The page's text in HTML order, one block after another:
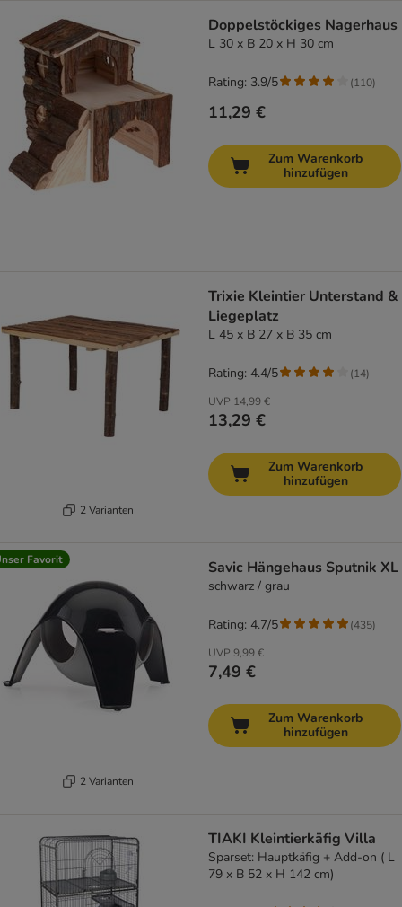
Doppelstöckiges Nagerhaus
L 30 x B 20 x H 30 cm
11,29 €
Rating: 3.9/5 (110)
Zum Warenkorb
hinzufügen
2 Varianten
Trixie Kleintier Unterstand &
Liegeplatz
L 45 x B 27 x B 35 cm
UVP 14,99 €
13,29 €
Rating: 4.4/5 (14)
Zum Warenkorb
hinzufügen
Favorit
2 Varianten
Savic Hängehaus Sputnik XL
schwarz / grau
UVP 9,99 €
7,49 €
Rating: 4.7/5 (435)
Zum Warenkorb
hinzufügen
TIAKI Kleintierkäfig Villa
Sparset: Hauptkäfig + Add-on ( L
79 x B 52 x H 142 cm)